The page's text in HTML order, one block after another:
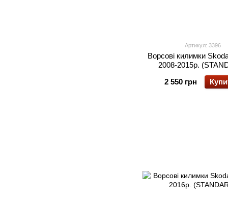
Артикул: 3396
Ворсові килимки
2008-2015р.
2 550 грн